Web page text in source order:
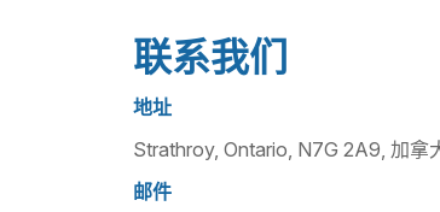
联系我们
地址
Strathroy, Ontario, N7G 2A9, 加拿
邮件